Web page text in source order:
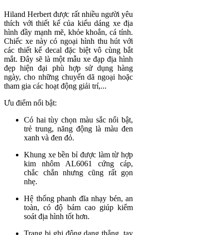
Hiland Herbert được rất nhiều người yêu
thích với thiết kế của kiểu dáng xe địa
hình đầy mạnh mẽ, khỏe khoắn, cá tính.
Chiếc xe này có ngoại hình thu hút với
các thiết kế decal đặc biệt vô cùng bắt
mắt. Đây sẽ là một mẫu xe đạp địa hình
đẹp hiện đại phù hợp sử dụng hàng
ngày, cho những chuyến dã ngoại hoặc
tham gia các hoạt động giải trí,...
Ưu điểm nổi bật:
Có hai tùy chọn màu sắc nổi bật,
trẻ trung, năng động là màu đen
xanh và đen đỏ.
Khung xe bền bỉ được làm từ hợp
kim nhôm AL6061 cứng cáp,
chắc chắn nhưng cũng rất gọn
nhẹ.
Hệ thống phanh đĩa nhạy bén, an
toàn, có độ bám cao giúp kiểm
soát địa hình tốt hơn.
Trang bị ghi đông dạng thẳng, tay